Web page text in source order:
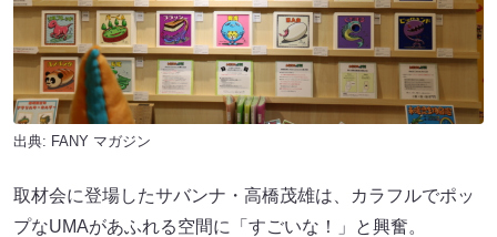
出典: FANY マガジン
取材会に登場したサバンナ・高橋茂雄は、カラフルでポッ
プなUMAがあふれる空間に「すごいな！」と興奮。